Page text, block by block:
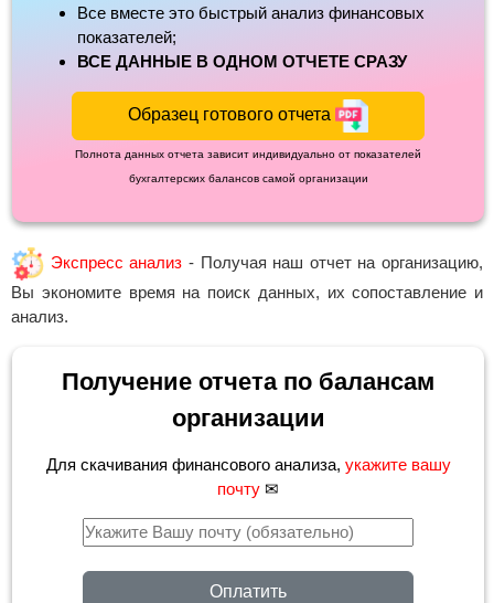
Все вместе это быстрый анализ финансовых
показателей;
ВСЕ ДАННЫЕ В ОДНОМ ОТЧЕТЕ СРАЗУ
Образец готового отчета
Полнота данных отчета зависит индивидуально от показателей
бухгалтерских балансов самой организации
Экспресс анализ - Получая наш отчет на организацию,
Вы экономите время на поиск данных, их сопоставление и
анализ.
Получение отчета по балансам
организации
Для скачивания финансового анализа, укажите вашу
почту ✉
Оплатить